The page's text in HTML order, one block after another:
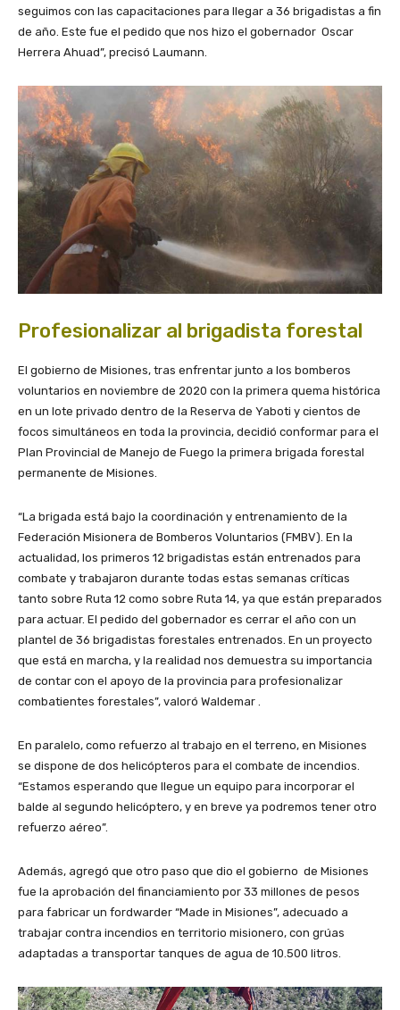
seguimos con las capacitaciones para llegar a 36 brigadistas a fin
de año. Este fue el pedido que nos hizo el gobernador Oscar
Herrera Ahuad”, precisó Laumann.
Profesionalizar al brigadista forestal
El gobierno de Misiones, tras enfrentar junto a los bomberos
voluntarios en noviembre de 2020 con la primera quema histórica
en un lote privado dentro de la Reserva de Yaboti y cientos de
focos simultáneos en toda la provincia, decidió conformar para el
Plan Provincial de Manejo de Fuego la primera brigada forestal
permanente de Misiones.
“La brigada está bajo la coordinación y entrenamiento de la
Federación Misionera de Bomberos Voluntarios (FMBV). En la
actualidad, los primeros 12 brigadistas están entrenados para
combate y trabajaron durante todas estas semanas críticas
tanto sobre Ruta 12 como sobre Ruta 14, ya que están preparados
para actuar. El pedido del gobernador es cerrar el año con un
plantel de 36 brigadistas forestales entrenados. En un proyecto
que está en marcha, y la realidad nos demuestra su importancia
de contar con el apoyo de la provincia para profesionalizar
combatientes forestales”, valoró Waldemar .
En paralelo, como refuerzo al trabajo en el terreno, en Misiones
se dispone de dos helicópteros para el combate de incendios.
“Estamos esperando que llegue un equipo para incorporar el
balde al segundo helicóptero, y en breve ya podremos tener otro
refuerzo aéreo”.
Además, agregó que otro paso que dio el gobierno de Misiones
fue la aprobación del financiamiento por 33 millones de pesos
para fabricar un fordwarder “Made in Misiones”, adecuado a
trabajar contra incendios en territorio misionero, con grúas
adaptadas a transportar tanques de agua de 10.500 litros.